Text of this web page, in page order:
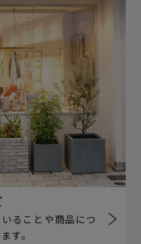
ることや商品につ
す。